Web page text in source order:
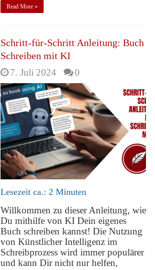
Read More »
Schritt-für-Schritt Anleitung: Buch
Schreiben mit KI
7. Juli 2024 0
Lesezeit ca.: 2 Minuten
Willkommen zu dieser Anleitung, wie
Du mithilfe von KI Dein eigenes
Buch schreiben kannst! Die Nutzung
von Künstlicher Intelligenz im
Schreibprozess wird immer populärer
und kann Dir nicht nur helfen,